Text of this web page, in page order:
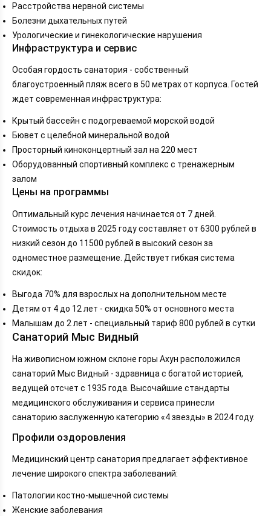
Расстройства нервной системы
Болезни дыхательных путей
Урологические и гинекологические нарушения
Инфраструктура и сервис
Особая гордость санатория - собственный
благоустроенный пляж всего в 50 метрах от корпуса. Гостей
ждет современная инфраструктура:
Крытый бассейн с подогреваемой морской водой
Бювет с целебной минеральной водой
Просторный киноконцертный зал на 220 мест
Оборудованный спортивный комплекс с тренажерным
залом
Цены на программы
Оптимальный курс лечения начинается от 7 дней.
Стоимость отдыха в 2025 году составляет от 6300 рублей в
низкий сезон до 11500 рублей в высокий сезон за
одноместное размещение. Действует гибкая система
скидок:
Выгода 70% для взрослых на дополнительном месте
Детям от 4 до 12 лет - скидка 50% от основного места
Малышам до 2 лет - специальный тариф 800 рублей в сутки
Санаторий Мыс Видный
На живописном южном склоне горы Ахун расположился
санаторий Мыс Видный - здравница с богатой историей,
ведущей отсчет с 1935 года. Высочайшие стандарты
медицинского обслуживания и сервиса принесли
санаторию заслуженную категорию «4 звезды» в 2024 году.
Профили оздоровления
Медицинский центр санатория предлагает эффективное
лечение широкого спектра заболеваний:
Патологии костно-мышечной системы
Женские заболевания